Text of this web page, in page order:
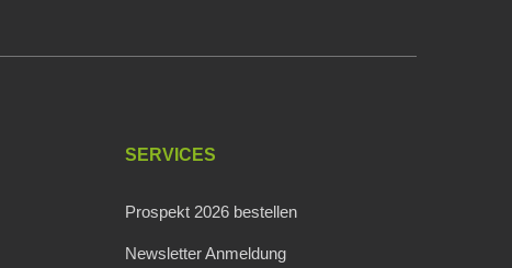
SERVICES
Prospekt 2026 bestellen
Newsletter Anmeldung